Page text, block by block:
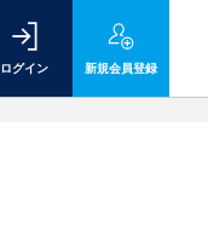
ログイン 新規会員登録